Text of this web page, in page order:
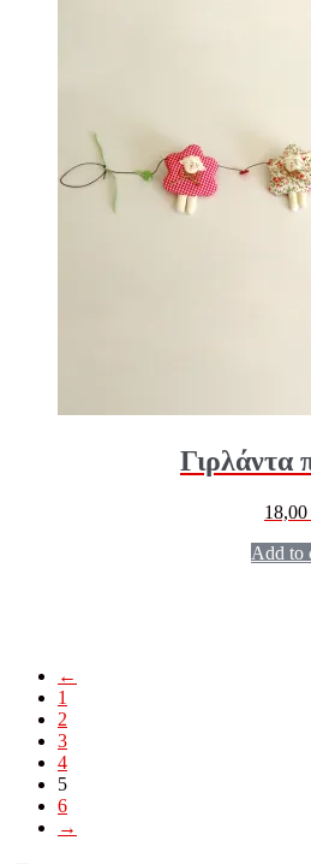
Γιρλάντα
18,00
Add to
←
1
2
3
4
5
6
→